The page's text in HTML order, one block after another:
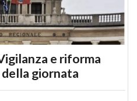
e riforma
giornata